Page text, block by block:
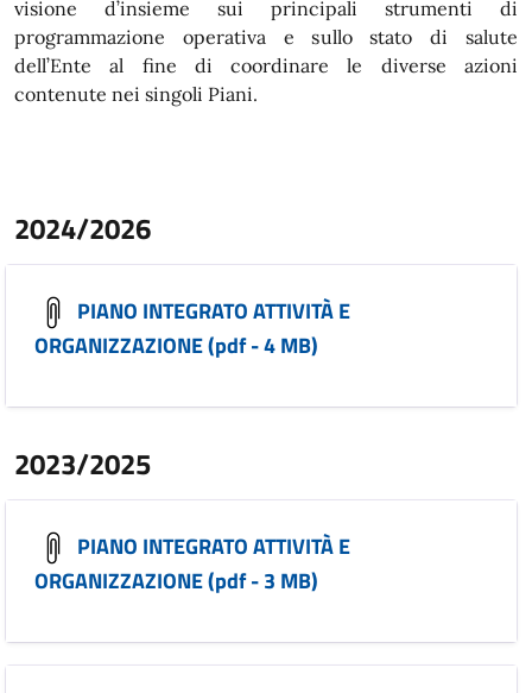
visione d’insieme sui principali strumenti di
programmazione operativa e sullo stato di salute
dell’Ente al fine di coordinare le diverse azioni
contenute nei singoli Piani.
2024/2026
PIANO INTEGRATO ATTIVITÀ E
ORGANIZZAZIONE (pdf - 4 MB)
2023/2025
PIANO INTEGRATO ATTIVITÀ E
ORGANIZZAZIONE (pdf - 3 MB)